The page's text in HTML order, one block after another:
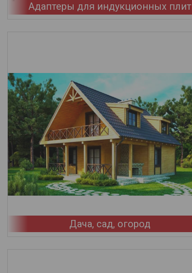
Адаптеры для индукционных плит
Дача, сад, огород